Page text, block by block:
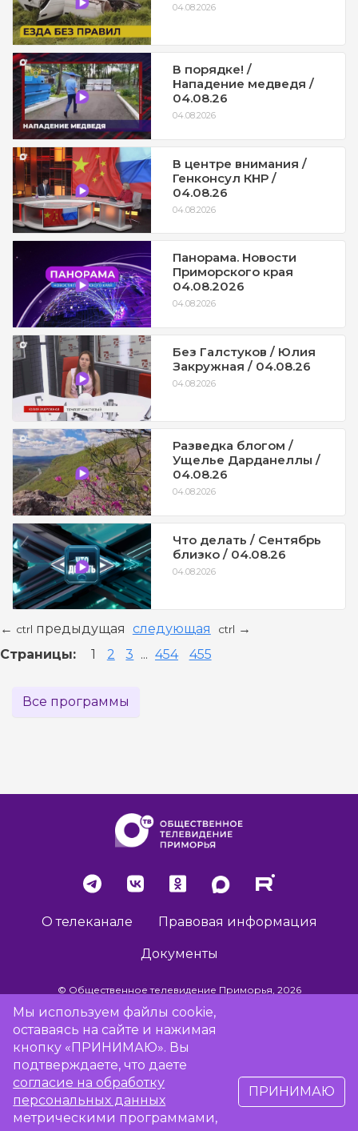
04.08.2026
В порядке! /
Нападение медведя /
04.08.26
04.08.2026
В центре внимания /
Генконсул КНР /
04.08.26
04.08.2026
Панорама. Новости
Приморского края
04.08.2026
04.08.2026
Без Галстуков / Юлия
Закружная / 04.08.26
04.08.2026
Разведка блогом /
Ущелье Дарданеллы /
04.08.26
04.08.2026
Что делать / Сентябрь
близко / 04.08.26
04.08.2026
← ctrl предыдущая следующая ctrl →
Страницы: 1 2 3 ... 454 455
Все программы
О телеканале Правовая информация
Документы
© Общественное телевидение Приморья, 2026
Разработка сайта -
Мы используем файлы cookie,
оставаясь на сайте и нажимая
кнопку «ПРИНИМАЮ». Вы
подтверждаете, что даете
согласие на обработку
персональных данных
метрическими программами,
ПРИНИМАЮ